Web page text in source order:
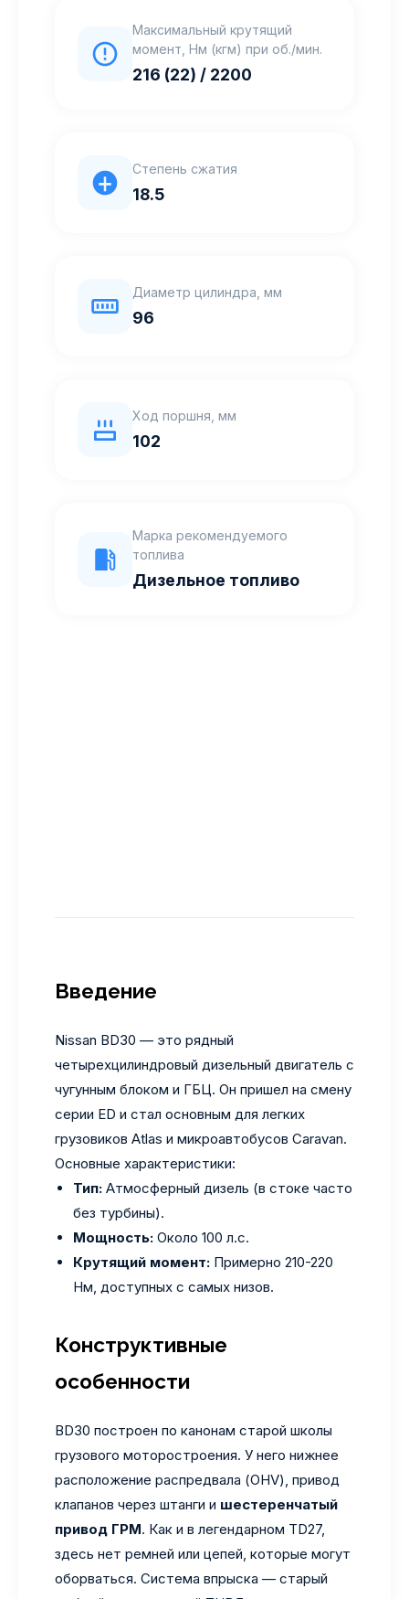
Максимальный крутящий
момент, Нм (кгм) при об./мин.
216 (22) / 2200
Степень сжатия
18.5
Диаметр цилиндра, мм
96
Ход поршня, мм
102
Марка рекомендуемого
топлива
Дизельное топливо
Введение
Nissan BD30 — это рядный
четырехцилиндровый дизельный двигатель с
чугунным блоком и ГБЦ. Он пришел на смену
серии ED и стал основным для легких
грузовиков Atlas и микроавтобусов Caravan.
Основные характеристики:
Тип: Атмосферный дизель (в стоке часто
без турбины).
Мощность: Около 100 л.с.
Крутящий момент: Примерно 210-220
Нм, доступных с самых низов.
Конструктивные
особенности
BD30 построен по канонам старой школы
грузового моторостроения. У него нижнее
расположение распредвала (OHV), привод
клапанов через штанги и шестеренчатый
привод ГРМ. Как и в легендарном TD27,
здесь нет ремней или цепей, которые могут
оборваться. Система впрыска — старый